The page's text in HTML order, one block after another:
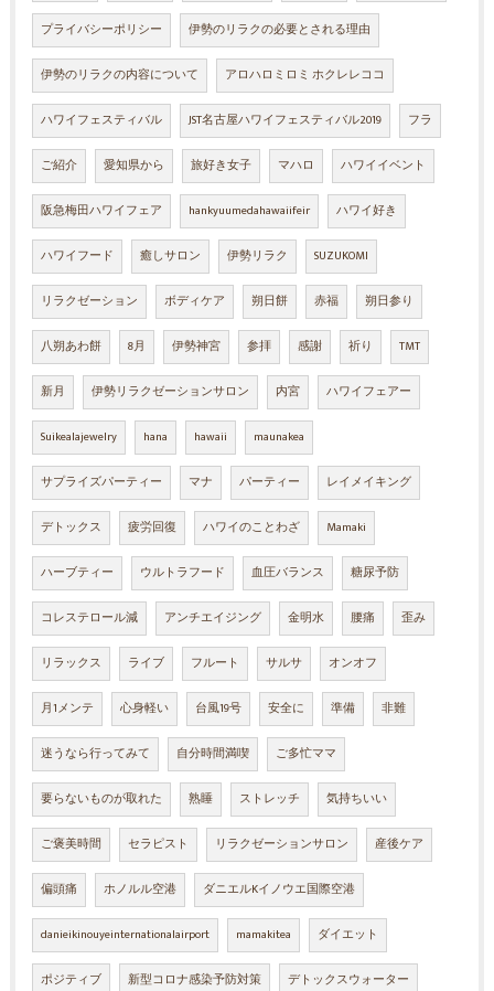
プライバシーポリシー 伊勢のリラクの必要とされる理由
伊勢のリラクの内容について アロハロミロミ ホクレレココ
ハワイフェスティバル JST名古屋ハワイフェスティバル2019 フラ
ご紹介 愛知県から 旅好き女子 マハロ ハワイイベント
阪急梅田ハワイフェア hankyuumedahawaiifeir ハワイ好き
ハワイフード 癒しサロン 伊勢リラク SUZUKOMI
リラクゼーション ボディケア 朔日餅 赤福 朔日参り
八朔あわ餅 8月 伊勢神宮 参拝 感謝 祈り TMT
新月 伊勢リラクゼーションサロン 内宮 ハワイフェアー
Suikealajewelry hana hawaii maunakea
サプライズパーティー マナ パーティー レイメイキング
デトックス 疲労回復 ハワイのことわざ Mamaki
ハーブティー ウルトラフード 血圧バランス 糖尿予防
コレステロール減 アンチエイジング 金明水 腰痛 歪み
リラックス ライブ フルート サルサ オンオフ
月1メンテ 心身軽い 台風19号 安全に 準備 非難
迷うなら行ってみて 自分時間満喫 ご多忙ママ
要らないものが取れた 熟睡 ストレッチ 気持ちいい
ご褒美時間 セラピスト リラクゼーションサロン 産後ケア
偏頭痛 ホノルル空港 ダニエルKイノウエ国際空港
danieikinouyeinternationalairport mamakitea ダイエット
ポジティブ 新型コロナ感染予防対策 デトックスウォーター